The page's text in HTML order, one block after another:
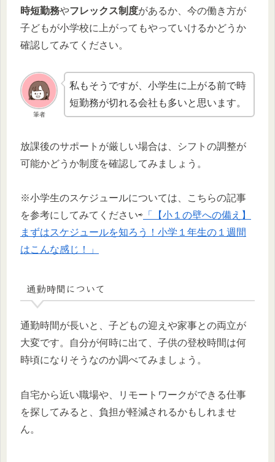
時短勤務やフレックス制度があるか、今の働き方が
子どもが小学校に上がってもやっていけるかどうか
確認してみてください。
筆者
私もそうですが、小学生に上がる前で時
短勤務が切れる会社も多いと思います。
放課後のサポートが厳しい場合は、シフトの調整が
可能かどうか制度を確認してみましょう。
※小学生のスケジュールについては、こちらの記事
を参考にしてみてください⇨ 「【小１の壁への備え】
まずはスケジュールを知ろう！小学１年生の１週間
はこんな感じ！」
通勤時間について
通勤時間が長いと、子どもの迎えや家事との両立が
大変です。自分が何時に出て、子供の登校時間は何
時頃になりそうなのか調べてみましょう。
自宅から近い職場や、リモートワークができる仕事
を探してみると、負担が軽減されるかもしれませ
ん。